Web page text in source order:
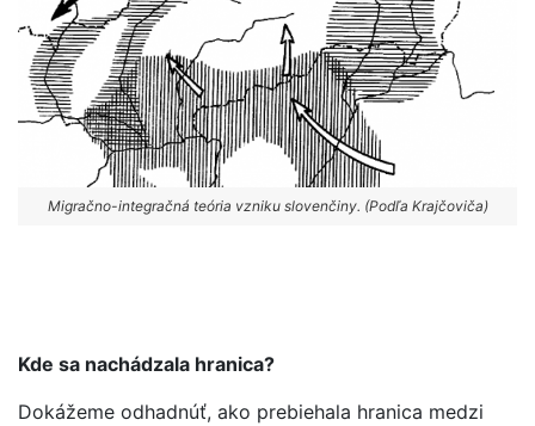
Migračno-integračná teória vzniku slovenčiny. (Podľa Krajčoviča)
Kde sa nachádzala hranica?
Dokážeme odhadnúť, ako prebiehala hranica medzi